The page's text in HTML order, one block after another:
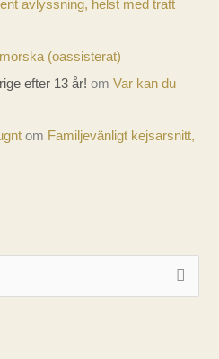
avlyssning, helst med tratt
(oassisterat)
efter 13 år! omVar kan du
om Familjevänligt kejsarsnitt,